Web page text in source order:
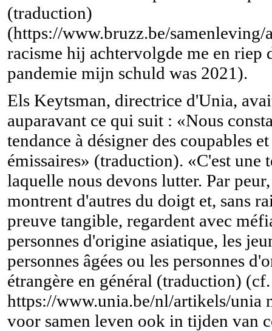
(traduction)
(https://www.bruzz.be/samenleving/
racisme hij achtervolgde me en riep
pandemie mijn schuld was 2021).
Els Keytsman, directrice d'Unia,
auparavant ce qui suit : «Nous
tendance à désigner des coupables
émissaires» (traduction). «C'est une
laquelle nous devons lutter. Par
montrent d'autres du doigt et, sans
preuve tangible, regardent avec
personnes d'origine asiatique, les
personnes âgées ou les personnes
étrangère en général (traduction) (cf.
https://www.unia.be/nl/artikels/unia
voor samen leven ook in tijden van